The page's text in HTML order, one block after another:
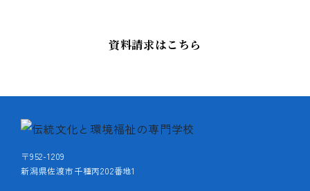
資料請求はこちら
〒952-1209
新潟県佐渡市千種丙202番地1